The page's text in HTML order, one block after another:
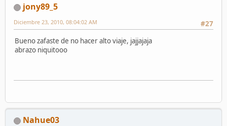
jony89_5
#27
Diciembre 23, 2010, 08:04:02 AM
Bueno zafaste de no hacer alto viaje, jajjajaja
abrazo niquitooo
Nahue03